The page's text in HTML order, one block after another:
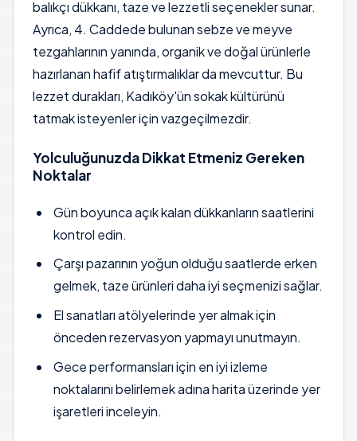
balıkçı dükkanı, taze ve lezzetli seçenekler sunar.
Ayrıca, 4. Caddede bulunan sebze ve meyve
tezgahlarının yanında, organik ve doğal ürünlerle
hazırlanan hafif atıştırmalıklar da mevcuttur. Bu
lezzet durakları, Kadıköy'ün sokak kültürünü
tatmak isteyenler için vazgeçilmezdir.
Yolculuğunuzda Dikkat Etmeniz Gereken
Noktalar
Gün boyunca açık kalan dükkanların saatlerini
kontrol edin.
Çarşı pazarının yoğun olduğu saatlerde erken
gelmek, taze ürünleri daha iyi seçmenizi sağlar.
El sanatları atölyelerinde yer almak için
önceden rezervasyon yapmayı unutmayın.
Gece performansları için en iyi izleme
noktalarını belirlemek adına harita üzerinde yer
işaretleri inceleyin.